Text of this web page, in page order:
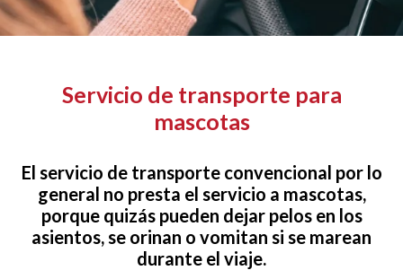
Servicio de transporte para
mascotas
El servicio de transporte convencional por lo
general no presta el servicio a mascotas,
porque quizás pueden dejar pelos en los
asientos, se orinan o vomitan si se marean
durante el viaje.